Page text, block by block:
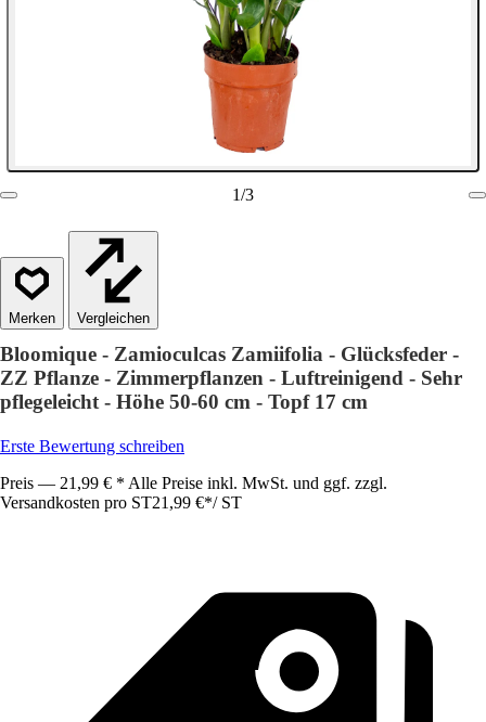
1/3
Vergleichen
Bloomique - Zamioculcas Zamiifolia - Glücksfeder -
ZZ Pflanze - Zimmerpflanzen - Luftreinigend - Sehr
pflegeleicht - Höhe 50-60 cm - Topf 17 cm
Erste Bewertung schreiben
Preis — 21,99 € * Alle Preise inkl. MwSt. und ggf. zzgl.
Versandkosten pro ST21,99 €*/ ST